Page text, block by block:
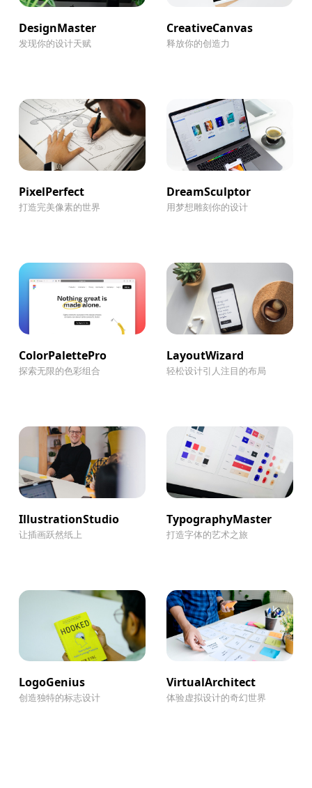
DesignMaster
发现你的设计天赋
CreativeCanvas
释放你的创造力
PixelPerfect
打造完美像素的世界
DreamSculptor
用梦想雕刻你的设计
ColorPalettePro
探索无限的色彩组合
LayoutWizard
轻松设计引人注目的布局
IllustrationStudio
让插画跃然纸上
TypographyMaster
打造字体的艺术之旅
LogoGenius
创造独特的标志设计
VirtualArchitect
体验虚拟设计的奇幻世界